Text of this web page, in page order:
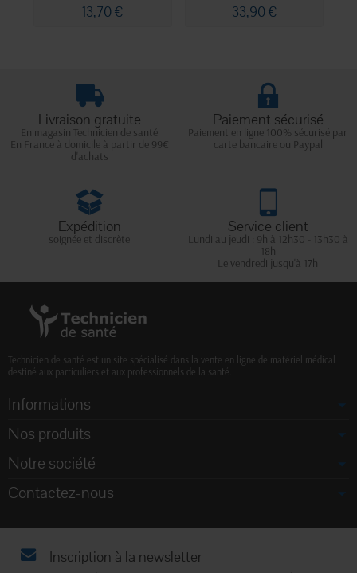
13,70 € 33,90 €
Livraison gratuite
En magasin Technicien de santé
En France à domicile à partir de 99€
d'achats
Paiement sécurisé
Paiement en ligne 100% sécurisé par
carte bancaire ou Paypal
Expédition
soignée et discrète
Service client
Lundi au jeudi : 9h à 12h30 - 13h30 à
18h
Le vendredi jusqu'à 17h
Technicien de santé est un site spécialisé dans la vente en ligne de matériel médical
destiné aux particuliers et aux professionnels de la santé.
Informations
Nos produits
Notre société
Contactez-nous
Inscription à la newsletter